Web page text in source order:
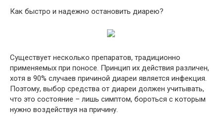
Как быстро и надежно остановить диарею?
Существует несколько препаратов, традиционно
применяемых при поносе. Принцип их действия различен,
хотя в 90% случаев причиной диареи является инфекция.
Поэтому, выбор средства от диареи должен учитывать,
что это состояние – лишь симптом, бороться с которым
нужно воздействуя на причину.